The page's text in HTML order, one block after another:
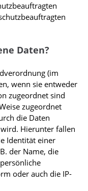
Daten?
(im
wenn sie entweder
zugeordnet sind
zugeordnet
die Daten
Hierunter fallen
Identität einer
der Name, die
oder auch die IP-